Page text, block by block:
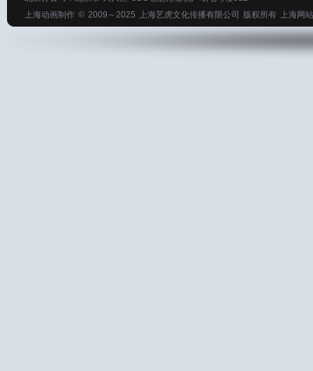
上海动画制作 © 2009～2025 上海艺虎文化传播有限公司 版权所有 上海网